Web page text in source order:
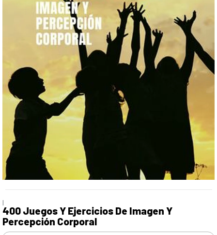
|
400 Juegos Y Ejercicios De Imagen Y
Percepción Corporal